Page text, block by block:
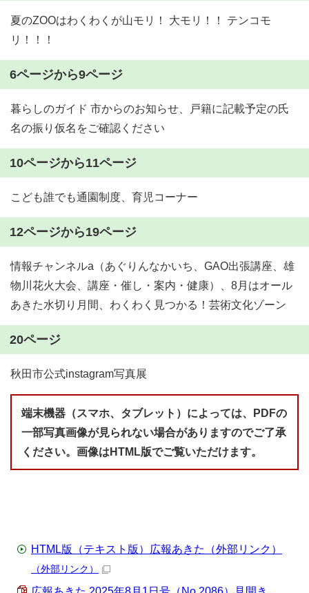
夏のZOOはわくわくが山モリ！ 大モリ！！ テンコモ
リ！！！
6ページから9ページ
暮らしのガイド 市からのお知らせ、戸籍に記載予定の氏
名の振り仮名をご確認ください
10ページから11ページ
こども誰でも通園制度、育児コーナー
12ページから19ページ
情報チャンネルa（あぐりんなかいち、GAO出張講座、雄
物川花火大会、講座・催し・案内・健康）、8月はオール
あきた水切り月間、わくわく見つかる！芸術文化ゾーン
20ページ
秋田市公式instagram写真展
端末機器（スマホ、タブレット）によっては、PDFの
一部写真画像が見られない場合がありますのでご了承
ください。画像はHTML版でご覧いただけます。
HTML版（テキスト版）広報あきた（外部リンク）
（外部リンク）